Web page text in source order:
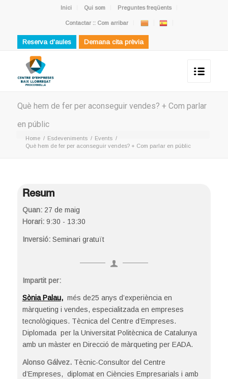
Inici Qui som Preguntes freqüents
Contactar :: Com arribar
Reserva d'aules Demana cita prèvia
Què hem de fer per aconseguir vendes? + Com parlar
en públic
Home / Esdeveniments / Events /
Què hem de fer per aconseguir vendes? + Com parlar en públic
Resum
Quan:27 de maig
Horari:9:30 - 13:30
Inversió: Seminari gratuït
Impartit per:
Sònia Palau, més de25 anys d’experiència en
màrqueting i vendes, especialitzada en empreses
tecnològiques. Tècnica del Centre d’Empreses.
Diplomada per la Universitat Politècnica de Catalunya
amb un màster en Direcció de màrqueting per EADA.
Alonso Gálvez. Tècnic-Consultor del Centre
d’Empreses, diplomat en Ciències Empresarials i amb